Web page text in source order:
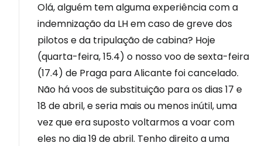
Olá, alguém tem alguma experiência com a
indemnização da LH em caso de greve dos
pilotos e da tripulação de cabina? Hoje
(quarta-feira, 15.4) o nosso voo de sexta-feira
(17.4) de Praga para Alicante foi cancelado.
Não há voos de substituição para os dias 17 e
18 de abril, e seria mais ou menos inútil, uma
vez que era suposto voltarmos a voar com
eles no dia 19 de abril. Tenho direito a uma